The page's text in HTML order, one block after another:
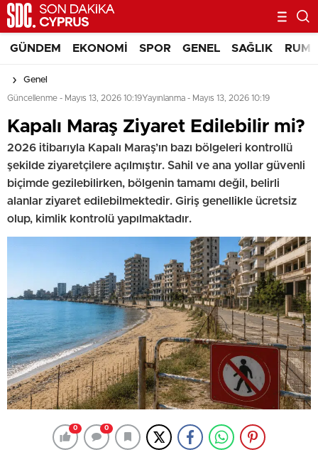
GÜNDEM EKONOMI SPOR GENEL SAĞLIK RUM
Genel
Güncellenme - Mayıs 13, 2026 10:19Yayınlanma - Mayıs 13, 2026 10:19
Kapalı Maraş Ziyaret Edilebilir mi?
2026 itibarıyla Kapalı Maraş’ın bazı bölgeleri kontrollü
şekilde ziyaretçilere açılmıştır. Sahil ve ana yollar güvenli
biçimde gezilebilirken, bölgenin tamamı değil, belirli
alanlar ziyaret edilebilmektedir. Giriş genellikle ücretsiz
olup, kimlik kontrolü yapılmaktadır.
0 0